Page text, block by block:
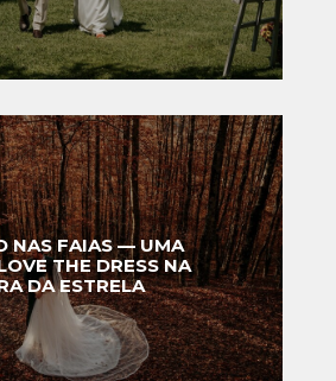
NAS FAIAS — UMA
THE DRESS NA
DA ESTRELA